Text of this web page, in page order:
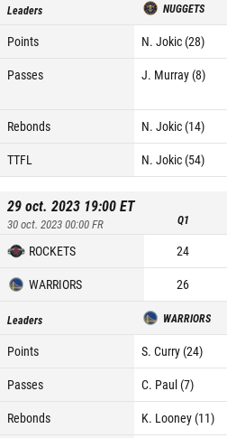
Leaders NUGGETS
Points N. Jokic (28)
Passes
J. Murray (8)
Rebonds
N. Jokic (14)
TTFL
N. Jokic (54)
29 oct. 2023 19:00ET
30 oct. 2023 00:00FR Q1
ROCKETS 24
WARRIORS
26
Leaders WARRIORS
Points S. Curry (24)
Passes
C. Paul (7)
Rebonds
K. Looney (11)